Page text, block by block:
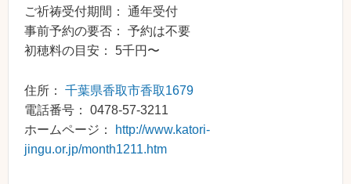
ご祈祷受付期間： 通年受付
事前予約の要否： 予約は不要
初穂料の目安： 5千円〜
住所： 千葉県香取市香取1679
電話番号： 0478-57-3211
ホームページ：
http://www.katori-
jingu.or.jp/month1211.htm